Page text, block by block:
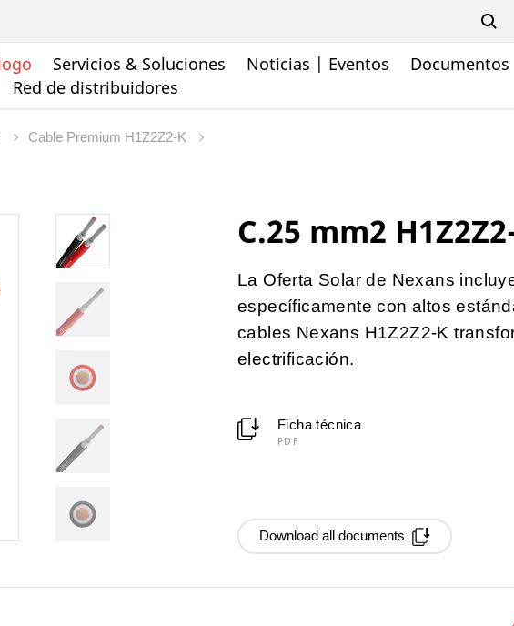
Servicios & Soluciones Noticias | Eventos Documentos
Red de distribuidores
Cable Premium H1Z2Z2-K
C.25 mm2
La Oferta Solar de Nexans
específicamente con altos
cables Nexans H1Z2Z2-K
electrificación.
Ficha técnica
PDF
Download all documents